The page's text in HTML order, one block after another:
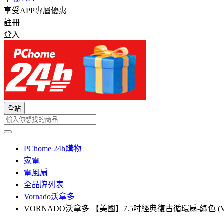
享受APP專屬優惠
註冊
登入
全站
PChome 24h購物
家電
電風扇
全品牌列表
Vornado沃拿多
VORNADO沃拿多 【美國】7.5吋經典復古循環扇-綠色